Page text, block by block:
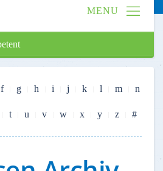
f g h i j k l m n
t u v w x y z #